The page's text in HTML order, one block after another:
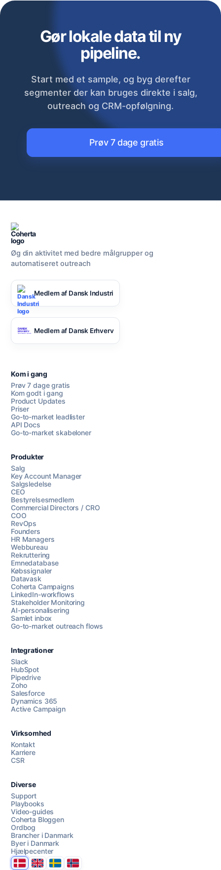
Gør lokale data til ny
pipeline.
Start med et sample, og byg derefter
segmenter der kan bruges direkte i salg,
outreach og CRM-opfølgning.
Prøv 7 dage gratis
Chat med os
AI Campaign Assist
Øg din aktivitet med bedre målgrupper og
automatiseret outreach
Medlem af Dansk Industri
Medlem af Dansk Erhverv
Kom i gang
Prøv 7 dage gratis
Kom godt i gang
Product Updates
Priser
Go-to-market leadlister
API Docs
Go-to-market skabeloner
Produkter
Salg
Key Account Manager
Salgsledelse
CEO
Bestyrelsesmedlem
Commercial Directors / CRO
COO
RevOps
Founders
HR Managers
Webbureau
Rekruttering
Emnedatabase
Købssignaler
Datavask
Coherta Campaigns
LinkedIn-workflows
Stakeholder Monitoring
AI-personalisering
Samlet inbox
Go-to-market outreach flows
Integrationer
Slack
HubSpot
Pipedrive
Zoho
Salesforce
Dynamics 365
Active Campaign
Virksomhed
Kontakt
Karriere
CSR
Diverse
Support
Playbooks
Video-guides
Coherta Bloggen
Ordbog
Brancher i Danmark
Byer i Danmark
Hjælpecenter
DanmarkUnited Kingdom
SverigeNorge